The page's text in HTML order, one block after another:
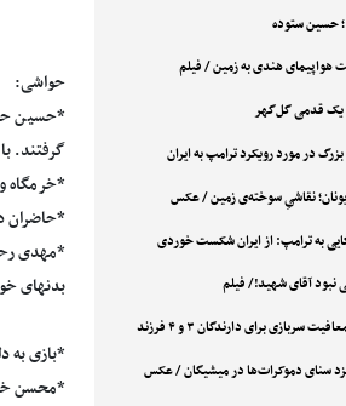
؛ حسین ستوده
هواپیمای هندی به زمین / فیلم
یک قدمی گل‌گهر
نقاشیِ سوخته‌ی زمین / عکس
به ترامپ: از ایران شکست خوردی
نبود آقای شهید!/ فیلم
سربازی برای دارندگان ۳ و ۴ فرزند
سنای دموکرات‌ها در میشیگان / عکس
حواشی:
*حسین
گرفتند.
*خرمگاه
*حاضران
*مهدی
بدنهای
*بازی به
*محسن